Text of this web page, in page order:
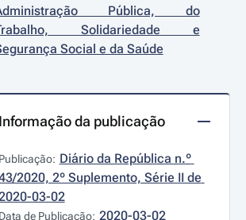
Pública, do
Solidariedade e
Social e da Saúde
Informação da publicação
Publicação: Diário da República n.º
2020, 2º Suplemento, Série II de
03-02
Data de Publicação: 2020-03-02